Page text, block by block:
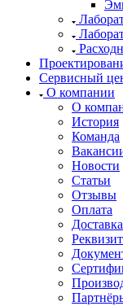
Сервисный
О компании
О
История
Команда
Новости
Статьи
Отзывы
Оплата
Доставка